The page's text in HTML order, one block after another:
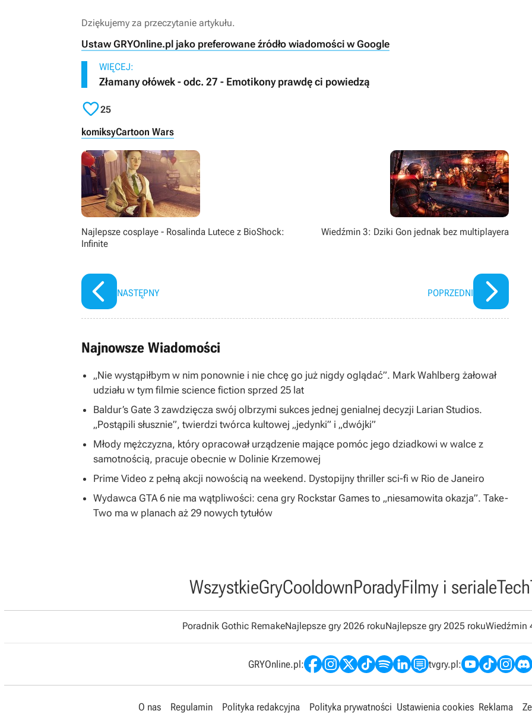
Dziękujemy za przeczytanie artykułu.
Ustaw GRYOnline.pl jako preferowane źródło wiadomości w Google
WIĘCEJ:
Złamany ołówek - odc. 27 - Emotikony prawdę ci powiedzą
25
komiksyCartoon Wars
Najlepsze cosplaye - Rosalinda Lutece z BioShock:
Infinite
NASTĘPNY
Wiedźmin 3: Dziki Gon jednak bez multiplayera
POPRZEDNI
Najnowsze Wiadomości
„Nie wystąpiłbym w nim ponownie i nie chcę go już nigdy oglądać”. Mark Wahlberg żałował
udziału w tym filmie science fiction sprzed 25 lat
Baldur’s Gate 3 zawdzięcza swój olbrzymi sukces jednej genialnej decyzji Larian Studios.
„Postąpili słusznie”, twierdzi twórca kultowej „jedynki” i „dwójki”
Młody mężczyzna, który opracował urządzenie mające pomóc jego dziadkowi w walce z
samotnością, pracuje obecnie w Dolinie Krzemowej
Prime Video z pełną akcji nowością na weekend. Dystopijny thriller sci-fi w Rio de Janeiro
Wydawca GTA 6 nie ma wątpliwości: cena gry Rockstar Games to „niesamowita okazja”. Take-
Two ma w planach aż 29 nowych tytułów
WszystkieGryCooldownPoradyFilmy i serialeTech
Poradnik Gothic RemakeNajlepsze gry 2026 rokuNajlepsze gry 2025 rokuWiedźmin
GRYOnline.pl: tvgry.pl:
O nas Regulamin Polityka redakcyjna Polityka prywatności Ustawienia cookies Reklama